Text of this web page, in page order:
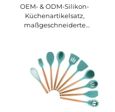
OEM- & ODM-Silikon-
Küchenartikelsatz,
maßgeschneiderte
Küchenartikelsatz,
wiederverwendbar,
umweltfreundlich